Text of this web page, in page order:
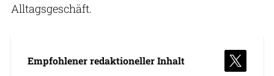
Alltagsgeschäft.
Empfohlener redaktioneller Inhalt